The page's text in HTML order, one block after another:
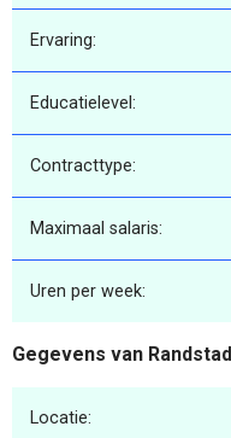
Ervaring:
Educatielevel:
Contracttype:
Maximaal salaris:
Uren per week:
Gegevens van Randstad
Locatie: